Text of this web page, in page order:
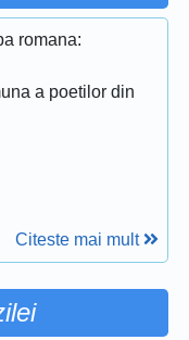
romana:
a poetilor din
Citeste mai mult